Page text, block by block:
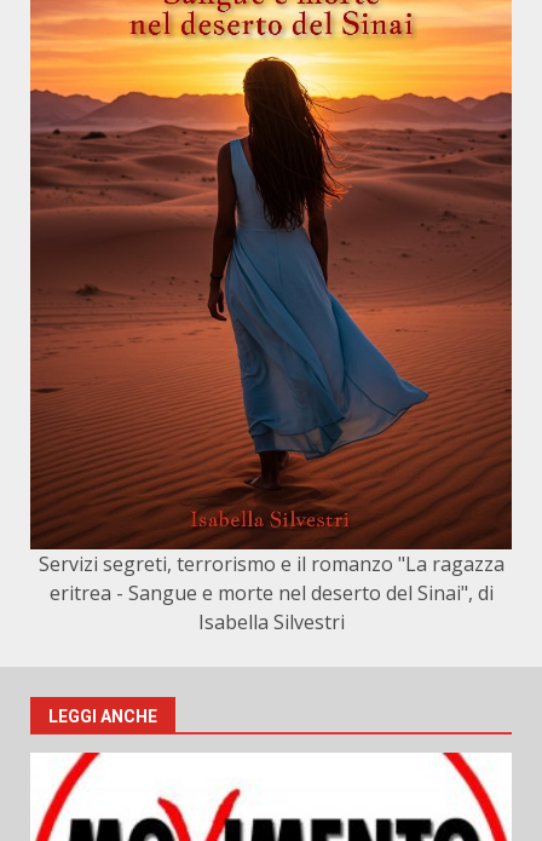
Servizi segreti, terrorismo e il romanzo "La ragazza
eritrea - Sangue e morte nel deserto del Sinai", di
Isabella Silvestri
LEGGI ANCHE